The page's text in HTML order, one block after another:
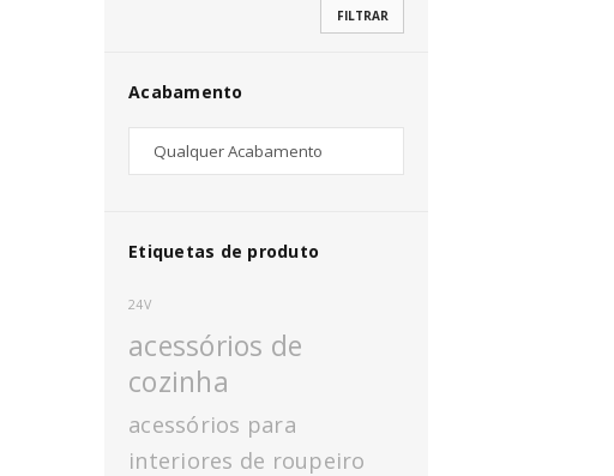
*
INICIAR SESSÃO
FILTRAR
Acabamento
Etiquetas de produto
24V
acessórios de
cozinha
acessórios para
interiores de roupeiro